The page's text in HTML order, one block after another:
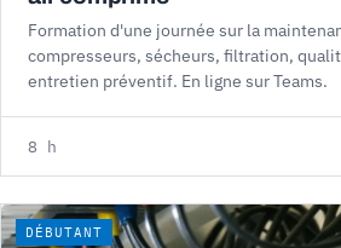
Formation d'une journée sur la
compresseurs, sécheurs, filtration,
entretien préventif. En ligne sur Teams.
8 h
DÉBUTANT